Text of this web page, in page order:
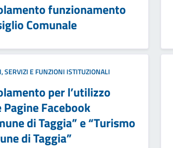
funzionamento
Comunale
SERVIZI E FUNZIONI ISTITUZIONALI
per l’utilizzo
Pagine Facebook
di Taggia” e “Turismo
di Taggia”